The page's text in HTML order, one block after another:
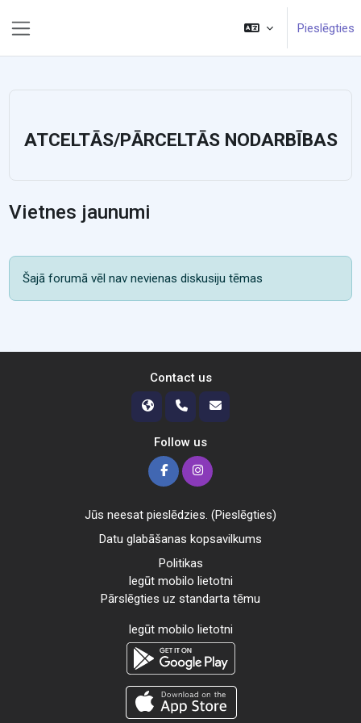
Pieslēgties
ATCELTĀS/PĀRCELTĀS NODARBĪBAS
Vietnes jaunumi
Šajā forumā vēl nav nevienas diskusiju tēmas
Contact us
Follow us
Jūs neesat pieslēdzies. (Pieslēgties)
Datu glabāšanas kopsavilkums
Politikas
Iegūt mobilo lietotni
Pārslēgties uz standarta tēmu
Iegūt mobilo lietotni